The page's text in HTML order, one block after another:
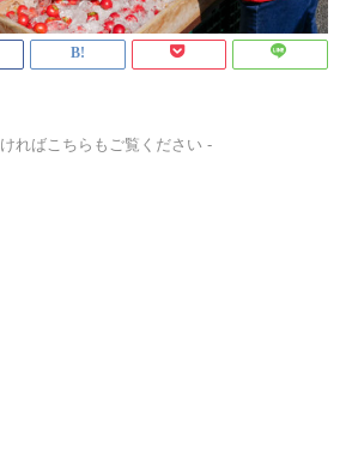
ればこちらもご覧ください -